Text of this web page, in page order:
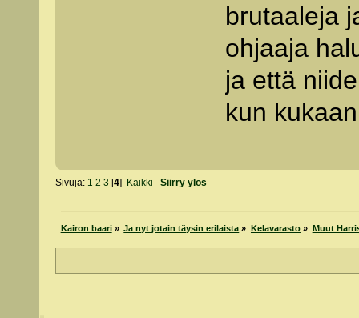
brutaaleja
ohjaaja
ja että
kun
Sivuja: 1 2 3 [4] Kaikki Siirry ylös
Kairon baari» Ja nyt jotain täysin erilaista » Kelavarasto» Muut